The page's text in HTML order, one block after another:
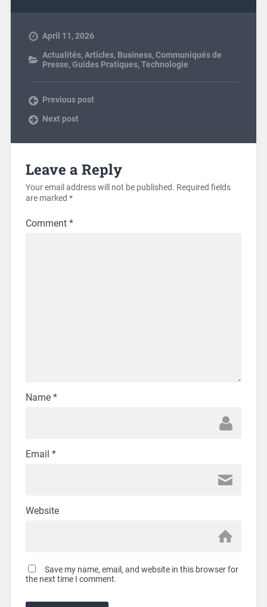
April 11, 2026
Actualités,Articles, Business,Communiqués de
Presse,Guides Pratiques,Technologie
Previous post
Next post
Leave a Reply
Your email address will not be published. Required fields
are marked *
Comment *
Name *
Email *
Website
Save my name, email, and website in this browser for
the next time I comment.